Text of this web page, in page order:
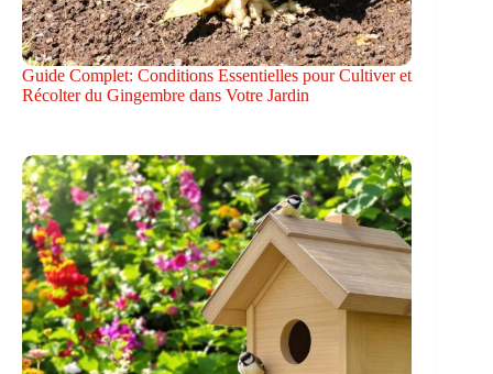
Guide Complet: Conditions Essentielles pour Cultiver et
Récolter du Gingembre dans Votre Jardin